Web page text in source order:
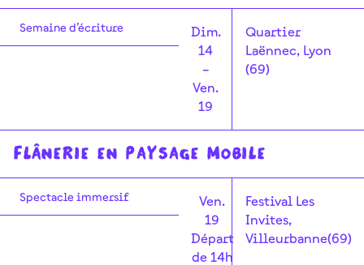
Dim.
14
–
Ven.
19
Quartier
Laënnec, Lyon
(69)
Semaine d’écriture
Flânerie en paysage mobile
Ven.
19
Départ
de 14h
Festival Les
Invites,
Villeurbanne(69)
Spectacle immersif